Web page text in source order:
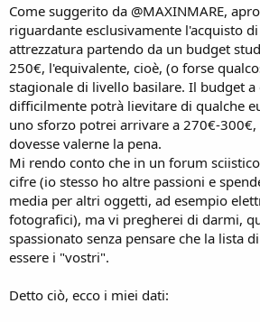
Come suggerito da @MAXINMARE,
riguardante esclusivamente l'acquisto
attrezzatura partendo da un budget
250€, l'equivalente, cioè, (o forse
stagionale di livello basilare. Il budget a
difficilmente potrà lievitare di qualche
uno sforzo potrei arrivare a 270€-
dovesse valerne la pena.
Mi rendo conto che in un forum
cifre (io stesso ho altre passioni e
media per altri oggetti, ad esempio
fotografici), ma vi pregherei di darmi,
spassionato senza pensare che la lista
essere i "vostri".
Detto ciò, ecco i miei dati: